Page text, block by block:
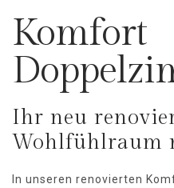
Komfort
Ihr neu
Wohlfühlraum
In unseren renovierten